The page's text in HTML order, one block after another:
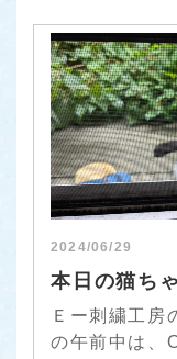
2024/06/29
本日の猫ち
Ｅー刺繍工
の午前中は、